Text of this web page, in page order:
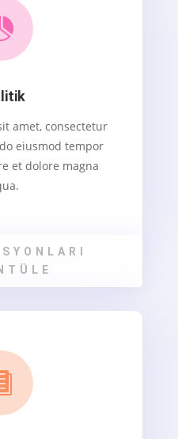
amet, consectetur
eiusmod tempor
et dolore magna